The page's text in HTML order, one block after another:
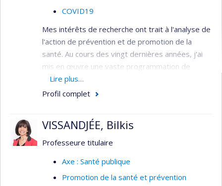
COVID19
Mes intérêts de recherche ont trait à l'analyse de
l'action de prévention et de promotion de la
santé. Au cours des vingt dernières années, j'ai
mis en œuvre une vaste programmation de
recherche portant sur l’intervention et l’évaluation
en regard d’une pluralité de thématiques de
Lire plus…
Profil complet
VISSANDJÉE, Bilkis
Professeure titulaire
Axe : Santé publique
Promotion de la santé et prévention